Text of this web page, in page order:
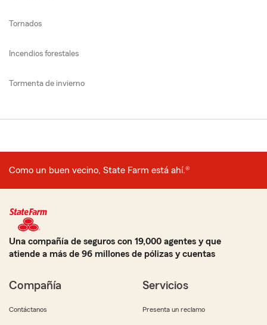
Tornados
Incendios forestales
Tormenta de invierno
Como un buen vecino, State Farm está ahí.®
Una compañía de seguros con 19,000 agentes y que
atiende a más de 96 millones de pólizas y cuentas
Compañía
Contáctanos
Servicios
Presenta un reclamo